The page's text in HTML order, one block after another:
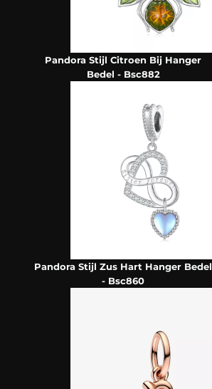
Pandora Stijl Citroen Bij Hanger
Bedel - Bsc882
Pandora Stijl Zus Hart Hanger Bedel
- Bsc860